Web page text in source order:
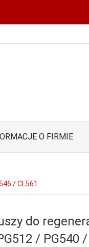
O FIRMIE
/ CL561
do
/ PG540